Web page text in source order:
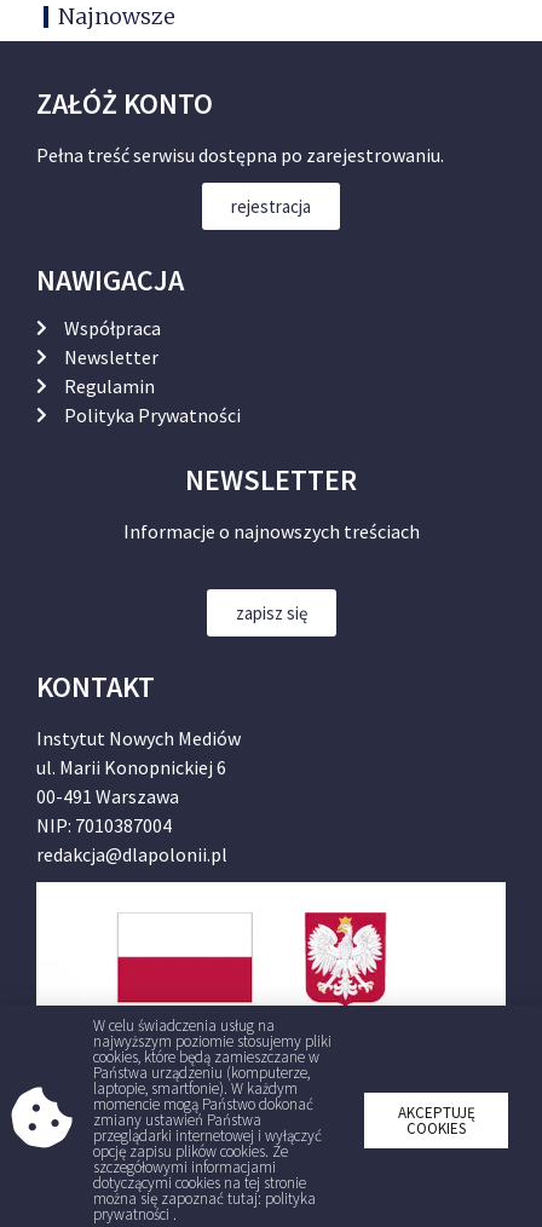
Najnowsze
ZAŁÓŻ KONTO
Pełna treść serwisu dostępna po zarejestrowaniu.
rejestracja
NAWIGACJA
Współpraca
Newsletter
Regulamin
Polityka Prywatności
NEWSLETTER
Informacje o najnowszych treściach
zapisz się
KONTAKT
Instytut Nowych Mediów
ul. Marii Konopnickiej 6
00-491 Warszawa
NIP: 7010387004
redakcja@dlapolonii.pl
W celu świadczenia usług na
najwyższym poziomie stosujemy pliki
cookies, które będą zamieszczane w
Państwa urządzeniu (komputerze,
laptopie, smartfonie). W każdym
momencie mogą Państwo dokonać
zmiany ustawień Państwa
przeglądarki internetowej i wyłączyć
opcję zapisu plików cookies. Ze
szczegółowymi informacjami
dotyczącymi cookies na tej stronie
można się zapoznać tutaj: polityka
prywatności .
AKCEPTUJĘ
COOKIES